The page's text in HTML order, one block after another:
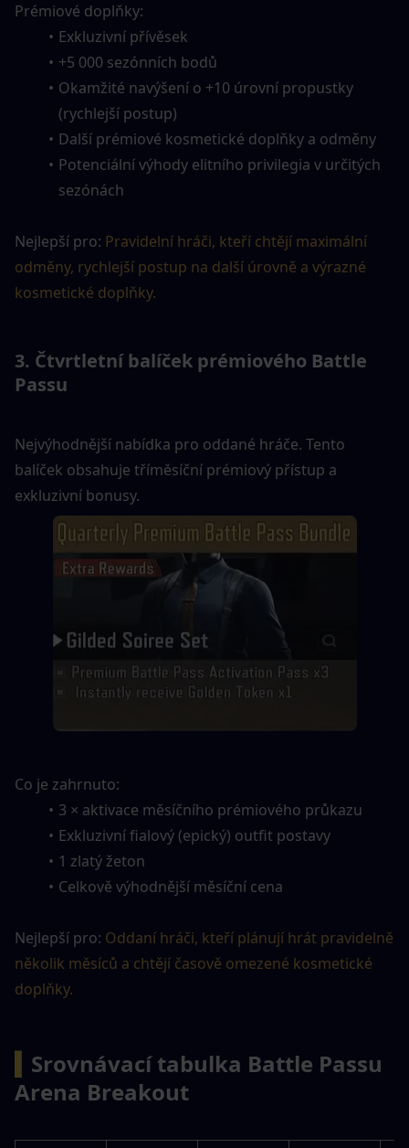
Prémiové doplňky:
Exkluzivní přívěsek
+5 000 sezónních bodů
Okamžité navýšení o +10 úrovní propustky
(rychlejší postup)
Další prémiové kosmetické doplňky a odměny
Potenciální výhody elitního privilegia v určitých
sezónách
Nejlepší pro: Pravidelní hráči, kteří chtějí maximální
odměny, rychlejší postup na další úrovně a výrazné
kosmetické doplňky.
3. Čtvrtletní balíček prémiového Battle
Passu
Nejvýhodnější nabídka pro oddané hráče. Tento
balíček obsahuje tříměsíční prémiový přístup a
exkluzivní bonusy.
Co je zahrnuto:
3 × aktivace měsíčního prémiového průkazu
Exkluzivní fialový (epický) outfit postavy
1 zlatý žeton
Celkově výhodnější měsíční cena
Nejlepší pro: Oddaní hráči, kteří plánují hrát pravidelně
několik měsíců a chtějí časově omezené kosmetické
doplňky.
Srovnávací tabulka Battle Passu
Arena Breakout